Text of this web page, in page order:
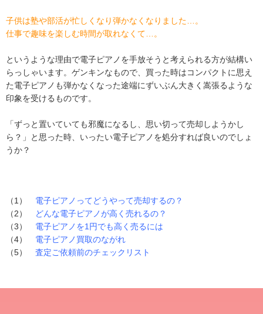
子供は塾や部活が忙しくなり弾かなくなりました…。
仕事で趣味を楽しむ時間が取れなくて…。
というような理由で電子ピアノを手放そうと考えられる方が結構い
らっしゃいます。ゲンキンなもので、買った時はコンパクトに思え
た電子ピアノも弾かなくなった途端にずいぶん大きく嵩張るような
印象を受けるものです。
「ずっと置いていても邪魔になるし、思い切って売却しようかし
ら？」と思った時、いったい電子ピアノを処分すれば良いのでしょ
うか？
（1） 電子ピアノってどうやって売却するの？
（2）
どんな電子ピアノが高く売れるの？
（3） 電子ピアノを1円でも高く売るには
（4） 電子ピアノ買取のながれ
（5） 査定ご依頼前のチェックリスト